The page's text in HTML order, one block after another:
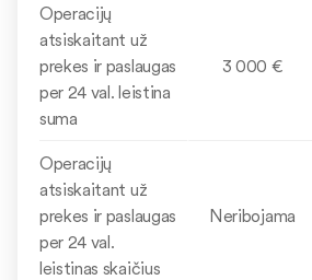
Operacijų
atsiskaitant už
prekes ir paslaugas
per 24 val. leistina
suma
3 000 €
Operacijų
atsiskaitant už
prekes ir paslaugas
per 24 val.
leistinas skaičius
Neribojama